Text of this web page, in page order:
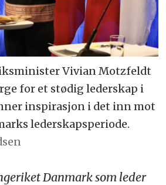
Vivian Motzfeldt
for et stødig lederskap i
inspirasjon i det inn mot
lederskapsperiode.
Danmark som leder